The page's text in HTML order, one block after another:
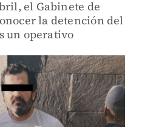
el Gabinete de
la detención del
un operativo